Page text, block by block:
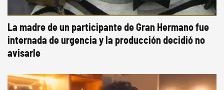
La madre de un participante de Gran Hermano fue
internada de urgencia y la producción decidió no
avisarle